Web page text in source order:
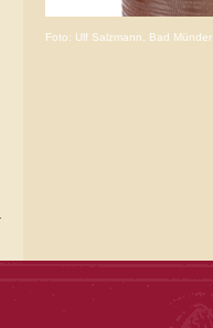
Foto: Ulf Salzmann, Bad Münder